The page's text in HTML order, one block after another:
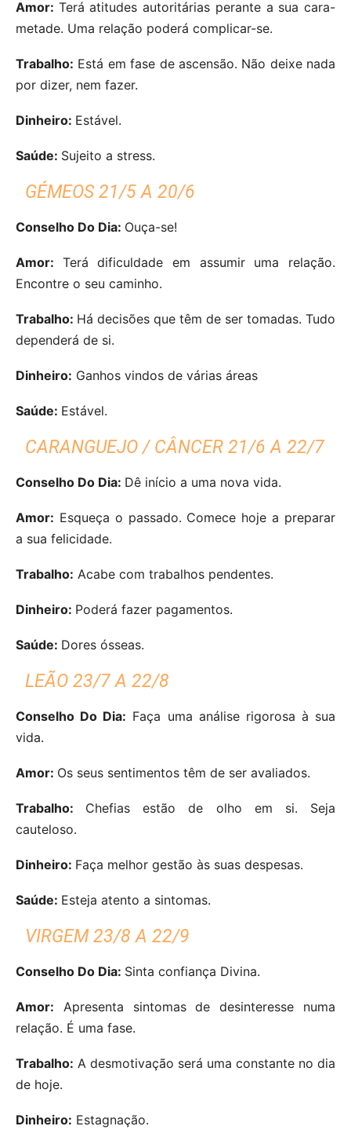
Amor: Terá atitudes autoritárias perante a sua cara-
metade. Uma relação poderá complicar-se.
Trabalho: Está em fase de ascensão. Não deixe nada
por dizer, nem fazer.
Dinheiro: Estável.
Saúde: Sujeito a stress.
GÉMEOS 21/5 A 20/6
Conselho Do Dia: Ouça-se!
Amor: Terá dificuldade em assumir uma relação.
Encontre o seu caminho.
Trabalho: Há decisões que têm de ser tomadas. Tudo
dependerá de si.
Dinheiro: Ganhos vindos de várias áreas
Saúde: Estável.
CARANGUEJO / CÂNCER 21/6 A 22/7
Conselho Do Dia: Dê início a uma nova vida.
Amor: Esqueça o passado. Comece hoje a preparar
a sua felicidade.
Trabalho: Acabe com trabalhos pendentes.
Dinheiro: Poderá fazer pagamentos.
Saúde: Dores ósseas.
LEÃO 23/7 A 22/8
Conselho Do Dia: Faça uma análise rigorosa à sua
vida.
Amor: Os seus sentimentos têm de ser avaliados.
Trabalho: Chefias estão de olho em si. Seja
cauteloso.
Dinheiro: Faça melhor gestão às suas despesas.
Saúde: Esteja atento a sintomas.
VIRGEM 23/8 A 22/9
Conselho Do Dia: Sinta confiança Divina.
Amor: Apresenta sintomas de desinteresse numa
relação. É uma fase.
Trabalho: A desmotivação será uma constante no dia
de hoje.
Dinheiro: Estagnação.